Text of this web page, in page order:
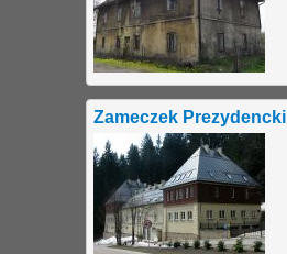
Zameczek Prezydencki